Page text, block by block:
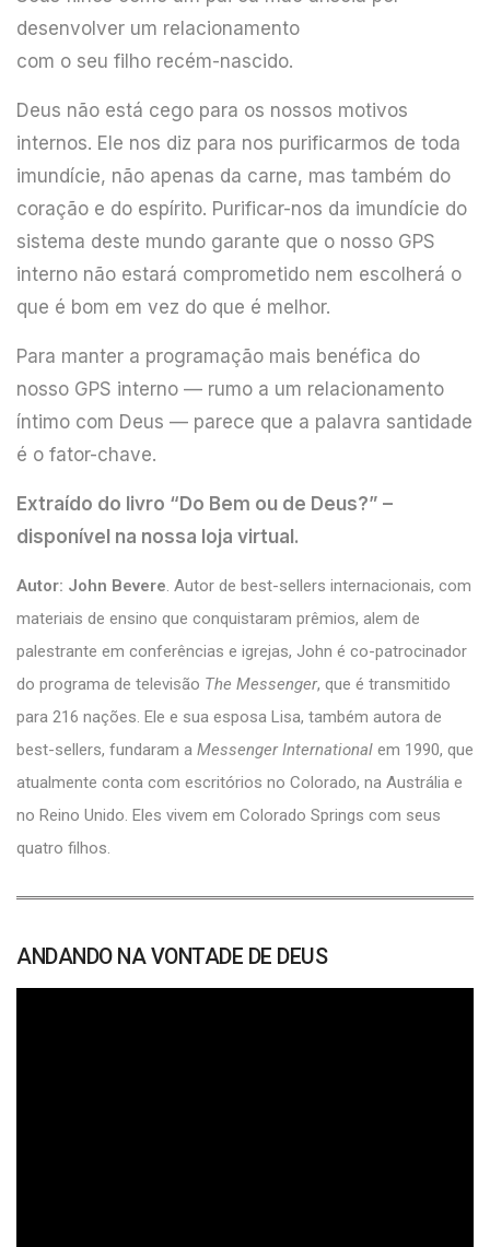
desenvolver um relacionamento
com o seu filho recém-nascido.
Deus não está cego para os nossos motivos
internos. Ele nos diz para nos purificarmos de toda
imundície, não apenas da carne, mas também do
coração e do espírito. Purificar-nos da imundície do
sistema deste mundo garante que o nosso GPS
interno não estará comprometido nem escolherá o
que é bom em vez do que é melhor.
Para manter a programação mais benéfica do
nosso GPS interno — rumo a um relacionamento
íntimo com Deus — parece que a palavra santidade
é o fator-chave.
Extraído do livro “Do Bem ou de Deus?” –
disponível na nossa loja virtual.
Autor: John Bevere . Autor de best-sellers internacionais, com
materiais de ensino que conquistaram prêmios, alem de
palestrante em conferências e igrejas, John é co-patrocinador
do programa de televisão The Messenger, que é transmitido
para 216 nações. Ele e sua esposa Lisa, também autora de
best-sellers, fundaram a Messenger International em 1990, que
atualmente conta com escritórios no Colorado, na Austrália e
no Reino Unido. Eles vivem em Colorado Springs com seus
quatro filhos.
ANDANDO NA VONTADE DE DEUS